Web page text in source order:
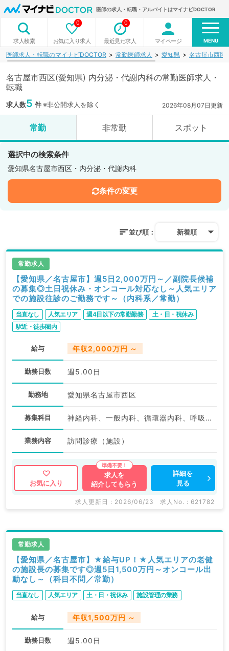
医師の求人・転職・アルバイトはマイナビDOCTOR
求人検索 お気に入り求人
0
最近見た求人
0
マイページ MENU
医師求人・転職のマイナビDOCTOR 常勤医師求人 愛知県 名古屋市西区
名古屋市西区(愛知県) 内分泌・代謝内科の常勤医師求人・
転職
求人数5 件※非公開求人を除く 2026年08月07日更新
常勤 非常勤 スポット
選択中の検索条件
愛知県名古屋市西区・内分泌・代謝内科
条件の変更
並び順： 新着順
常勤求人
【愛知県／名古屋市】週5日2,000万円～／副院長候補
の募集◎土日祝休み・オンコール対応なし～人気エリア
での施設往診のご勤務です～（内科系／常勤）
当直なし 人気エリア 週4日以下の常勤勤務
土・日・祝休み
駅近・徒歩圏内
給与 年収2,000万円 ～
勤務日数 週5.00日
勤務地 愛知県名古屋市西区
募集科目 神経内科、一般内科、循環器内科、呼吸器内科、消化器内科、内分泌・代謝内科、腎臓内科、老年内科
業務内容 訪問診療（施設）
お気に入り
求人を
紹介してもらう
詳細を
見る
求人更新日 : 2026/06/23 求人No. : 621782
常勤求人
【愛知県／名古屋市】★給与UP！★人気エリアの老健
の施設長の募集です◎週5日1,500万円～オンコール出
動なし～（科目不問／常勤）
当直なし 人気エリア 土・日・祝休み 施設管理の業務
給与 年収1,500万円 ～
勤務日数 週5.00日